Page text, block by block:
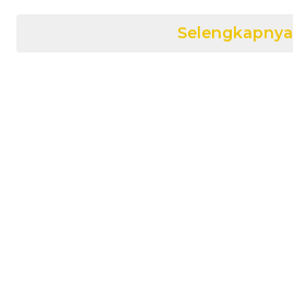
Selengkapnya